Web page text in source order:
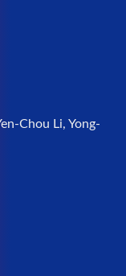
Chou Li, Yong-